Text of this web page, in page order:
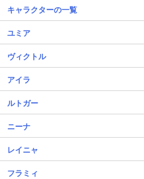
キャラクターの一覧
ユミア
ヴィクトル
アイラ
ルトガー
ニーナ
レイニャ
フラミィ